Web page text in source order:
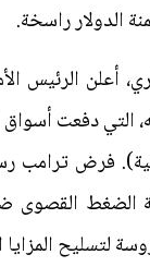
الدولار راسخة.
أعلن
التي دفعت أسواق
فرض ترامب
الضغط القصوى
لتسليح